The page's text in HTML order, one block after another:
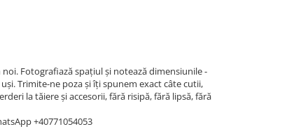
Fotografiază spațiul și notează dimensiunile -
Trimite-ne poza și îți spunem exact câte cutii,
la tăiere și accesorii, fără risipă, fără lipsă, fără
+40771054053